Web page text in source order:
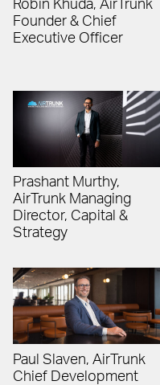
Founder & Chief
Executive Officer
Prashant Murthy,
AirTrunk Managing
Director, Capital &
Strategy
Paul Slaven, AirTrunk
Chief Development